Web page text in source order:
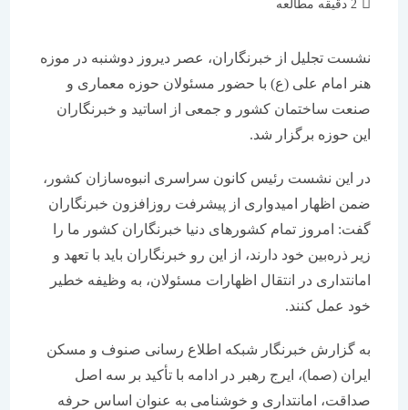
نشست تجلیل از خبرنگاران، عصر دیروز دوشنبه در موزه
هنر امام علی (ع) با حضور مسئولان حوزه معماری و
صنعت ساختمان كشور و جمعی از اساتید و خبرنگاران
این حوزه برگزار شد.
در این نشست رئیس كانون سراسری انبوه‌سازان كشور،
ضمن اظهار امیدواری از پیشرفت روزافزون خبرنگاران
گفت: امروز تمام كشورهای دنیا خبرنگاران كشور ما را
زیر ذره‌بین خود دارند، از این رو خبرنگاران باید با تعهد و
امانتداری در انتقال اظهارات مسئولان، به وظیفه خطیر
خود عمل كنند.
به گزارش خبرنگار شبكه اطلاع رسانی صنوف و مسكن
ایران (صما)، ایرج رهبر در ادامه با تأكید بر سه اصل
صداقت، امانتداری و خوشنامی به عنوان اساس حرفه